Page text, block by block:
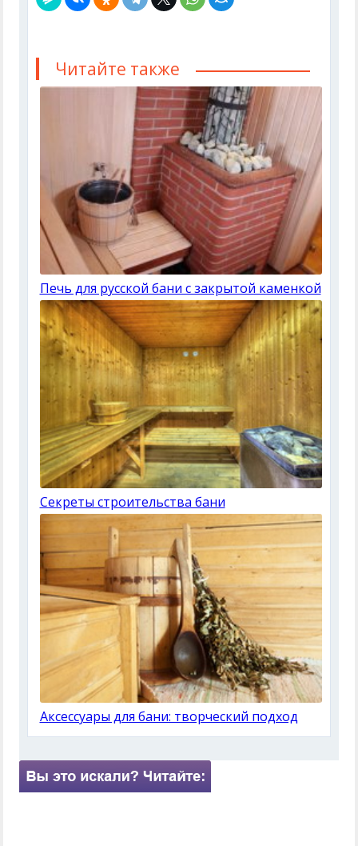
Читайте также
Печь для русской бани с закрытой каменкой
Секреты строительства бани
Аксессуары для бани: творческий подход